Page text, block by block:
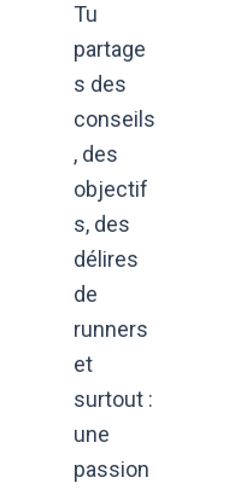
Tu
partage
s des
conseils
, des
objectif
s, des
délires
de
runners
et
surtout :
une
passion